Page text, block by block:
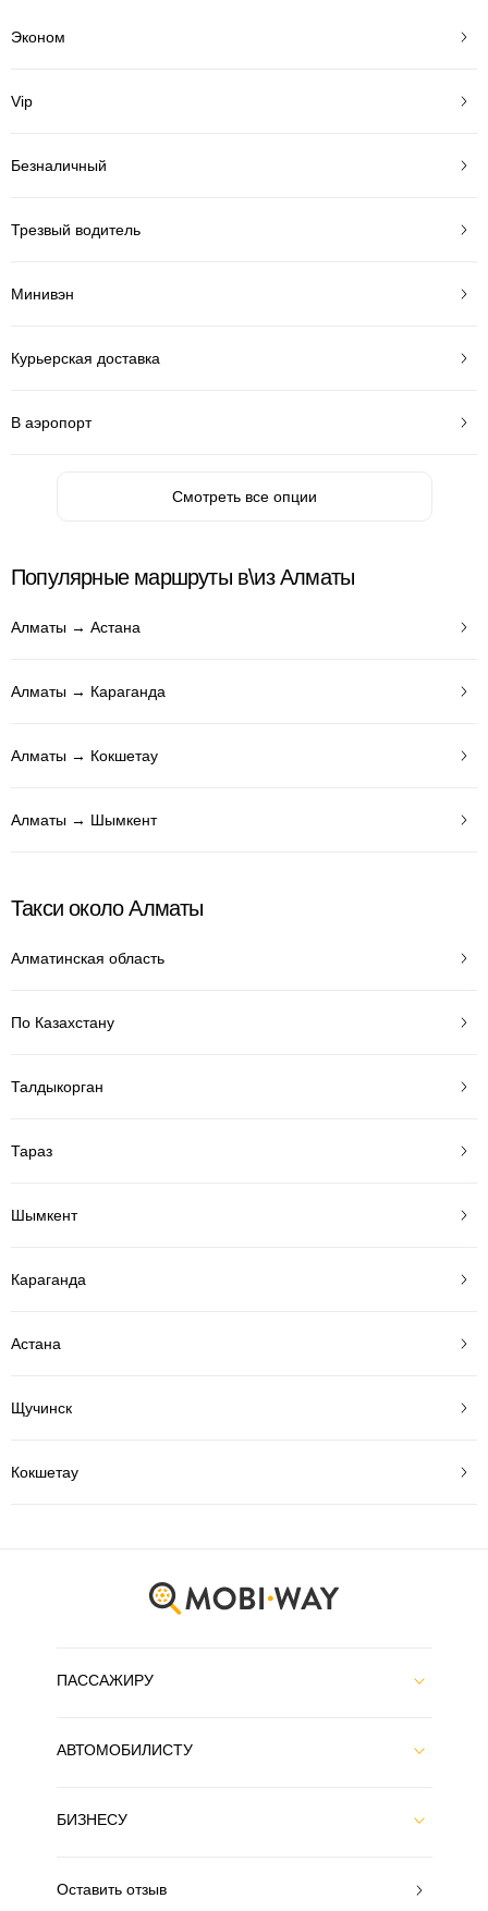
Эконом
Vip
Безналичный
Трезвый водитель
Минивэн
Курьерская доставка
В аэропорт
Смотреть все опции
Популярные маршруты в\из Алматы
Алматы → Астана
Алматы → Караганда
Алматы → Кокшетау
Алматы → Шымкент
Такси около Алматы
Алматинская область
По Казахстану
Талдыкорган
Тараз
Шымкент
Караганда
Астана
Щучинск
Кокшетау
ПАССАЖИРУ
АВТОМОБИЛИСТУ
БИЗНЕСУ
Оставить отзыв